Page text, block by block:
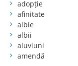
adopție
afinitate
albie
albii
aluviuni
amendă